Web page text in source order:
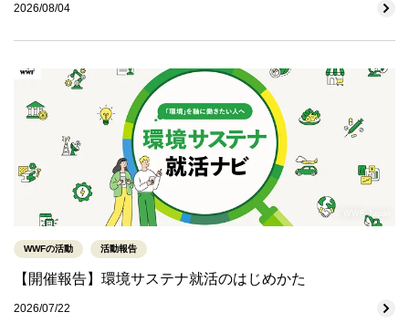
2026/08/04
© WWF-Japan
WWFの活動 活動報告
【開催報告】環境サステナ就活のはじめかた
2026/07/22